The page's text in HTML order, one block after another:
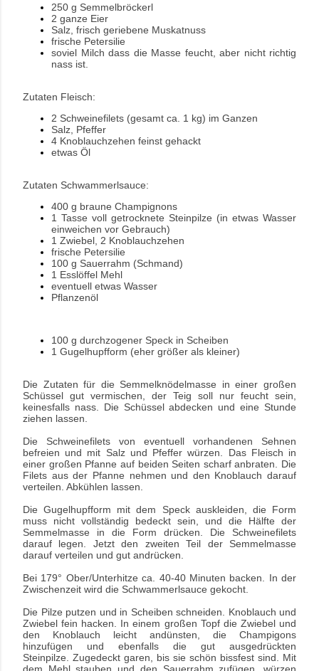
250 g Semmelbröckerl
2 ganze Eier
Salz, frisch geriebene Muskatnuss
frische Petersilie
soviel Milch dass die Masse feucht, aber nicht richtig
nass ist.
Zutaten Fleisch:
2 Schweinefilets (gesamt ca. 1 kg) im Ganzen
Salz, Pfeffer
4 Knoblauchzehen feinst gehackt
etwas Öl
Zutaten Schwammerlsauce:
400 g braune Champignons
1 Tasse voll getrocknete Steinpilze (in etwas Wasser
einweichen vor Gebrauch)
1 Zwiebel, 2 Knoblauchzehen
frische Petersilie
100 g Sauerrahm (Schmand)
1 Esslöffel Mehl
eventuell etwas Wasser
Pflanzenöl
100 g durchzogener Speck in Scheiben
1 Gugelhupfform (eher größer als kleiner)
Die Zutaten für die Semmelknödelmasse in einer großen
Schüssel gut vermischen, der Teig soll nur feucht sein,
keinesfalls nass. Die Schüssel abdecken und eine Stunde
ziehen lassen.
Die Schweinefilets von eventuell vorhandenen Sehnen
befreien und mit Salz und Pfeffer würzen. Das Fleisch in
einer großen Pfanne auf beiden Seiten scharf anbraten. Die
Filets aus der Pfanne nehmen und den Knoblauch darauf
verteilen. Abkühlen lassen.
Die Gugelhupfform mit dem Speck auskleiden, die Form
muss nicht vollständig bedeckt sein, und die Hälfte der
Semmelmasse in die Form drücken. Die Schweinefilets
darauf legen. Jetzt den zweiten Teil der Semmelmasse
darauf verteilen und gut andrücken.
Bei 179° Ober/Unterhitze ca. 40-40 Minuten backen. In der
Zwischenzeit wird die Schwammerlsauce gekocht.
Die Pilze putzen und in Scheiben schneiden. Knoblauch und
Zwiebel fein hacken. In einem großen Topf die Zwiebel und
den Knoblauch leicht andünsten, die Champigons
hinzufügen und ebenfalls die gut ausgedrückten
Steinpilze. Zugedeckt garen, bis sie schön bissfest sind. Mit
dem Mehl stauben und den Sauerrahm zufügen, würzen